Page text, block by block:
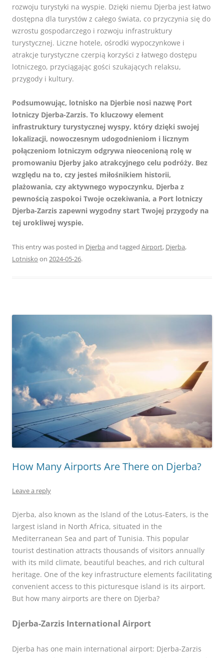
rozwoju turystyki na wyspie. Dzięki niemu Djerba jest łatwo
dostępna dla turystów z całego świata, co przyczynia się do
wzrostu gospodarczego i rozwoju infrastruktury
turystycznej. Liczne hotele, ośrodki wypoczynkowe i
atrakcje turystyczne czerpią korzyści z łatwego dostępu
lotniczego, przyciągając gości szukających relaksu,
przygody i kultury.
Podsumowując, lotnisko na Djerbie nosi nazwę Port
lotniczy Djerba-Zarzis. To kluczowy element
infrastruktury turystycznej wyspy, który dzięki swojej
lokalizacji, nowoczesnym udogodnieniom i licznym
połączeniom lotniczym odgrywa nieocenioną rolę w
promowaniu Djerby jako atrakcyjnego celu podróży. Bez
względu na to, czy jesteś miłośnikiem historii,
plażowania, czy aktywnego wypoczynku, Djerba z
pewnością zaspokoi Twoje oczekiwania, a Port lotniczy
Djerba-Zarzis zapewni wygodny start Twojej przygody na
tej urokliwej wyspie.
This entry was posted in Djerba and tagged Airport, Djerba,
Lotnisko on 2024-05-26.
How Many Airports Are There on Djerba?
Leave a reply
Djerba, also known as the Island of the Lotus-Eaters, is the
largest island in North Africa, situated in the
Mediterranean Sea and part of Tunisia. This popular
tourist destination attracts thousands of visitors annually
with its mild climate, beautiful beaches, and rich cultural
heritage. One of the key infrastructure elements facilitating
convenient access to this picturesque island is its airport.
But how many airports are there on Djerba?
Djerba-Zarzis International Airport
Djerba has one main international airport: Djerba-Zarzis